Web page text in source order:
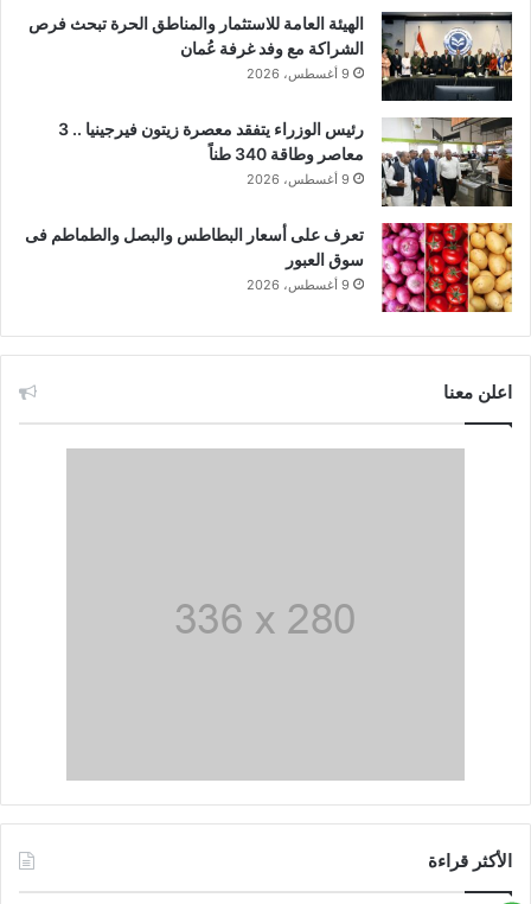
الهيئة العامة للاستثمار والمناطق الحرة تبحث فرص
الشراكة مع وفد غرفة عُمان
9 أغسطس، 2026
رئيس الوزراء يتفقد معصرة زيتون فيرجينيا .. 3
معاصر وطاقة 340 طناً
9 أغسطس، 2026
تعرف على أسعار البطاطس والبصل والطماطم فى
سوق العبور
9 أغسطس، 2026
اعلن معنا
الأكثر قراءة